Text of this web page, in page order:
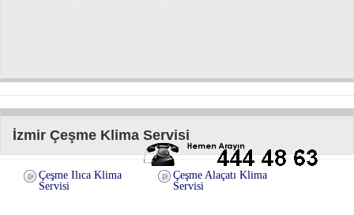
İzmir Çeşme Klima Servisi
Çeşme Ilıca Klima
Servisi
Çeşme Alaçatı Klima
Servisi